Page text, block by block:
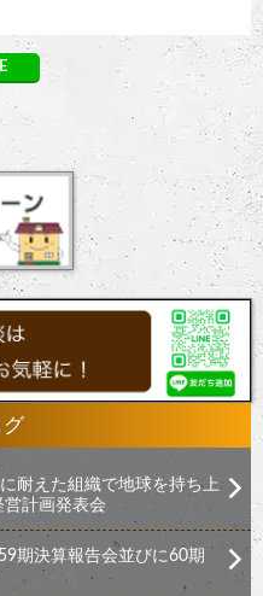
グ
耐えた組織で地球を持ち上
計画発表会
期決算報告会並びに60期